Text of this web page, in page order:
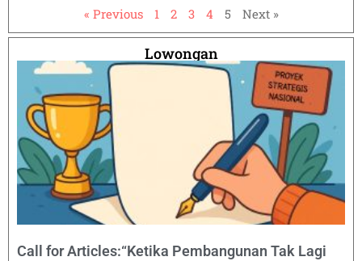
« Previous 1 2 3 4 5 Next »
Lowongan
Call for Articles:“Ketika Pembangunan Tak Lagi